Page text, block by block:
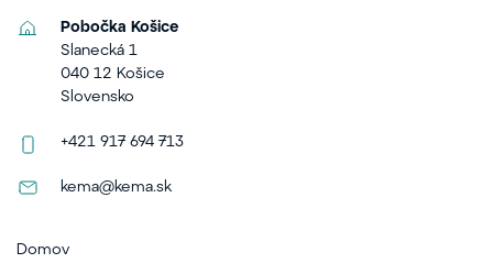
Pobočka Košice
Slanecká 1
040 12 Košice
Slovensko
+421 917 694 713
kema@kema.sk
Domov